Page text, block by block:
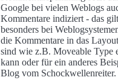
Google bei vielen Weblogs
Kommentare indiziert - das
besonders bei
die Kommentare in das
sind wie z.B. Moveable Type
kann oder für ein anderes
Blog vom